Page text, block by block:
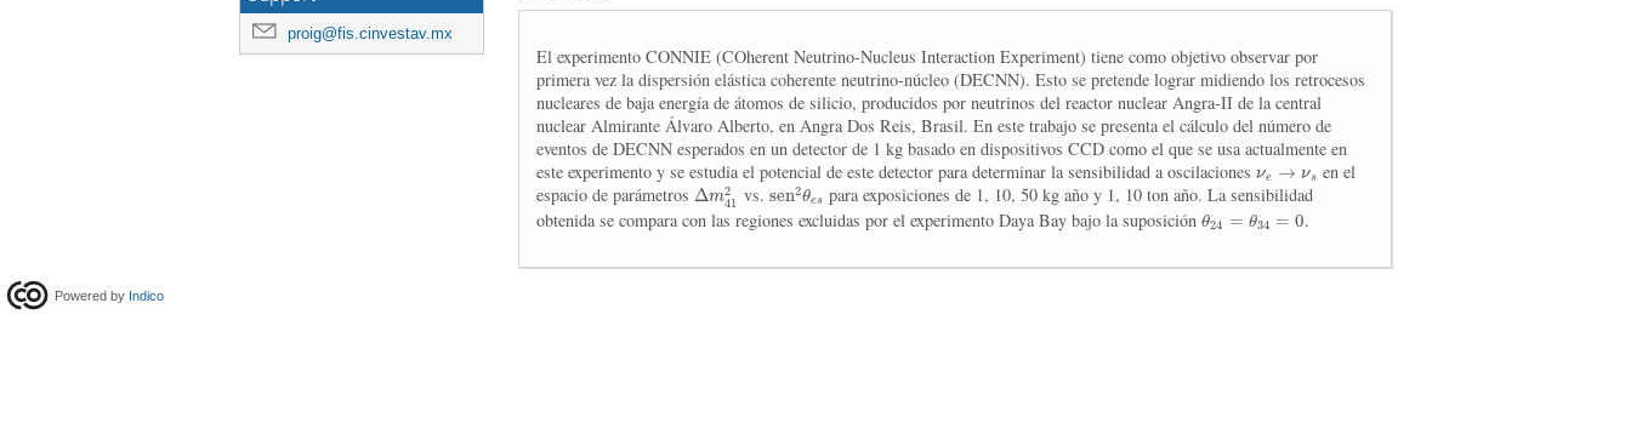
proig@fis.cinvestav.mx
El experimento CONNIE (COherent Neutrino-Nucleus Interaction Experiment) tiene como objetivo observar por
primera vez la dispersión elástica coherente neutrino-núcleo (DECNN). Esto se pretende lograr midiendo los retrocesos
nucleares de baja energía de átomos de silicio, producidos por neutrinos del reactor nuclear Angra-II de la central
nuclear Almirante Álvaro Alberto, en Angra Dos Reis, Brasil. En este trabajo se presenta el cálculo del número de
eventos de DECNN esperados en un detector de 1 kg basado en dispositivos CCD como el que se usa actualmente en
este experimento y se estudia el potencial de este detector para determinar la sensibilidad a oscilacionesνe → νs en el
espacio de parámetrosΔm2
41 vs. sen2θes para exposiciones de 1, 10, 50 kg año y 1, 10 ton año. La sensibilidad
obtenida se compara con las regiones excluidas por el experimento Daya Bay bajo la suposiciónθ24 = θ34 = 0.
Powered by Indico